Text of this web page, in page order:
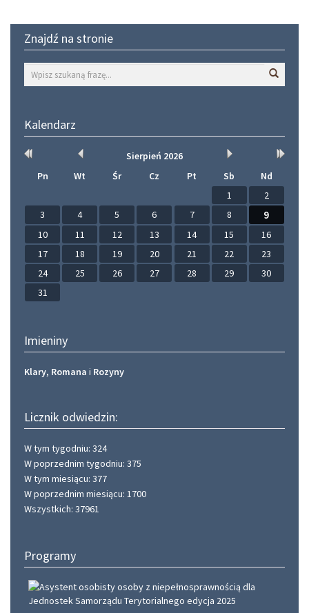
Znajdź na stronie
Kalendarz
Rok
Miesiąc
Sierpień 2026
Miesiąc
Rok
Pn Wt Śr Cz Pt Sb
Nd
1
2
3
4 5 6 7 8 9
10 11 12 13 14 15
16
17
18 19 20 21 22
23
24
25 26 27 28 29
30
31
Imieniny
Klary, Romana i Rozyny
Licznik odwiedzin:
W tym tygodniu: 324
W poprzednim tygodniu: 375
W tym miesiącu: 377
W poprzednim miesiącu: 1700
Wszystkich: 37961
Programy